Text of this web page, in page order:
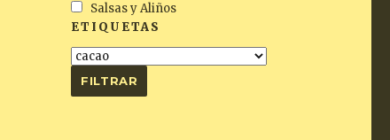
Salsas y Aliños
ETIQUETAS